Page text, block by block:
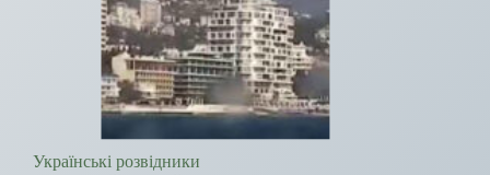
Українські розвідники